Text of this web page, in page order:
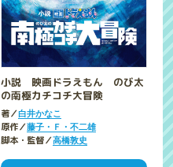
小説 映画ドラえもん のび太
の南極カチコチ大冒険
著／白井かなこ
原作／藤子・Ｆ・不二雄
脚本・監督／高橋敦史